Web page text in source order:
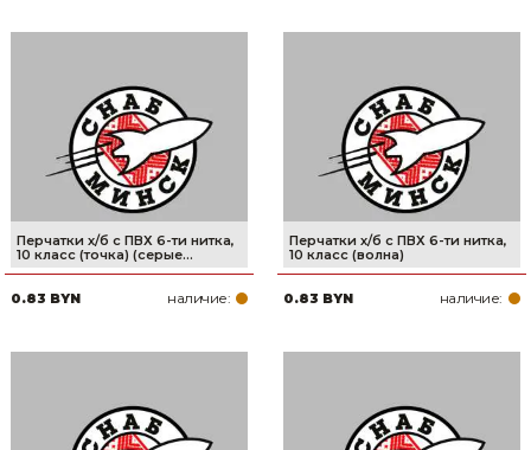
Перчатки х/б с ПВХ 6-ти нитка,
10 класс (точка) (серые...
0.83 BYN наличие:
Перчатки х/б с ПВХ 6-ти нитка,
10 класс (волна)
0.83 BYN наличие: